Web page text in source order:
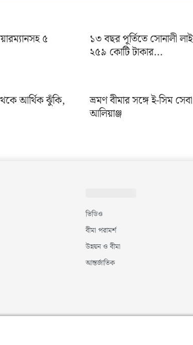
৫
১৩ বছর পূর্তিতে সোনালী
২৫৯ কোটি টাকার...
আর্থিক ঝুঁকি,
ভ্রমণ বীমার সঙ্গে ই-সিম
আলিয়াঞ্জ
ভিডিও
বীমা পরামর্শ
উন্নয়ন ও বীমা
আন্তর্জাতিক